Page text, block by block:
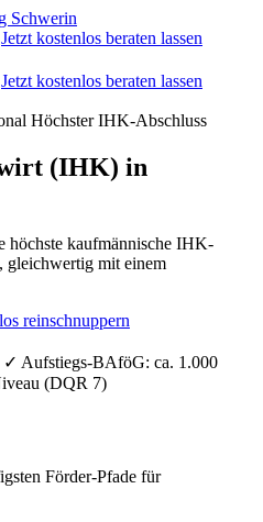
Jetzt kostenlos beraten lassen
Jetzt kostenlos beraten lassen
Höchster IHK-Abschluss
(IHK) in
höchste kaufmännische IHK-
mit einem
reinschnuppern
✓ Aufstiegs-BAföG: ca. 1.000
(DQR 7)
Förder-Pfade für